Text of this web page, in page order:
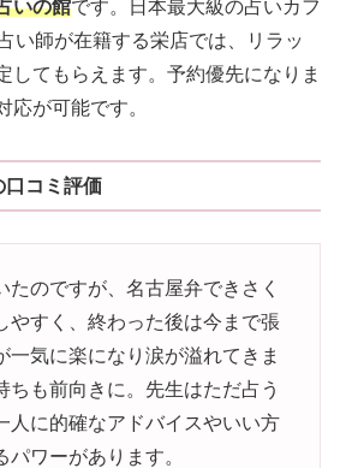
いの館です。日本最大級の占いカフ
い師が在籍する栄店では、リラッ
してもらえます。予約優先になりま
応が可能です。
口コミ評価
たのですが、名古屋弁できさく
やすく、終わった後は今まで張
一気に楽になり涙が溢れてきま
ちも前向きに。先生はただ占う
人に的確なアドバイスやいい方
ワーがあります。